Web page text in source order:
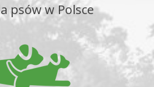
psów w Polsce